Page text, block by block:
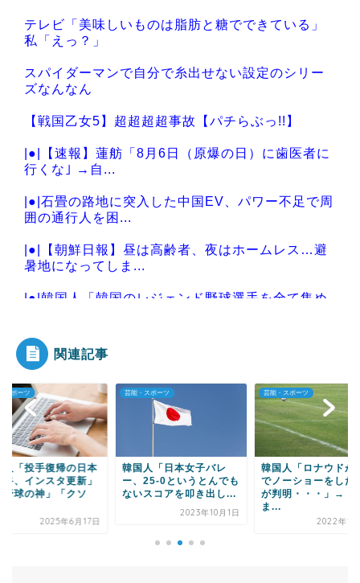
テレビ「美味しいものは脂肪と糖でできている」
私「えっ？」
スパイダーマンで自分で糸出せない設定のシリー
ズなんなん
【戦国乙女5】超超超超事故【パチらぶっ!!】
|●|【速報】蓮舫「8月6日（原爆の日）に歯医者に
行くな｣ →自...
|●|石畳の路地に突入した中国EV、パワー不足で周
囲の通行人を困...
|●|【朝鮮日報】昼は高齢者、夜はホームレス…避
暑地になってしま...
|●|韓国人「韓国のレジェンド野球選手を全て集め
Powered by livedoor 相互RSS
関連記事
スポーツ
人「投手復帰の日本
谷、インスタ更新」
球の神」「クソ
2025年6月17日
芸能・スポーツ
韓国人「日本女子バレ
ー、25-0というとんでも
ないスコアを叩き出し...
2023年10月1日
芸能・スポーツ
韓国人「ロナウドが
でノーショーをした
が判明・・・」→「
ま...
2022年12